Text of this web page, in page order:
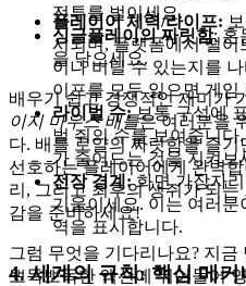
전투를 벌이세요.
싱글플레이의 짜릿함: 혼
을 닦으세요.
배우기 쉽고 경쟁적인 재미가
이지 마우스 배틀은 여러분을
다. 배틀 로얄의 짜릿함을 즐
선호하는 플레이어에게 완벽
리, 그리고 최후의 생쥐가 되
감을 준비하세요!
그럼 무엇을 기다리나요? 지금
뽀독뽀독한 액션에 뛰어들어
플레이어 체력/라이프:
시되며, 플랫폼에서 떨
이나 버틸 수 있는지를
이프를 모두 잃으면 게임
라이벌 수:보통 구석에
벌 쥐의 수를 보여줍니
가 줄어드는 것을 지켜보
전장 경계:화면 가장자
기울이세요. 이는 여러분
역을 표시합니다.
4. 세계의 규칙: 핵심 메커